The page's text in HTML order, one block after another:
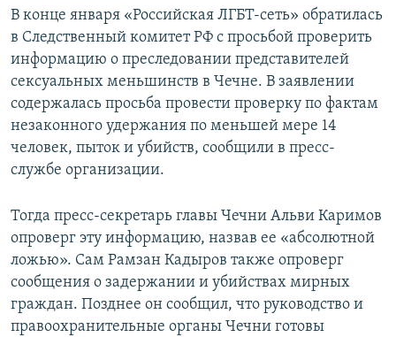
В конце января «Российская ЛГБТ-сеть» обратилась
в Следственный комитет РФ с просьбой проверить
информацию о преследовании представителей
сексуальных меньшинств в Чечне. В заявлении
содержалась просьба провести проверку по фактам
незаконного удержания по меньшей мере 14
человек, пыток и убийств, сообщили в пресс-
службе организации.
Тогда пресс-секретарь главы Чечни Альви Каримов
опроверг эту информацию, назвав ее «абсолютной
ложью». Сам Рамзан Кадыров также опроверг
сообщения о задержании и убийствах мирных
граждан. Позднее он сообщил, что руководство и
правоохранительные органы Чечни готовы